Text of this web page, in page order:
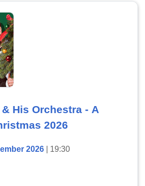
His Orchestra - A
2026
2026 | 19:30